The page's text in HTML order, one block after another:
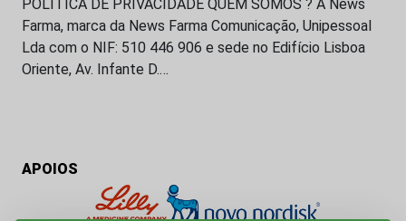
POLÍTICA DE PRIVACIDADE QUEM SOMOS ? A News
Farma, marca da News Farma Comunicação, Unipessoal
Lda com o NIF: 510 446 906 e sede no Edifício Lisboa
Oriente, Av. Infante D.…
APOIOS